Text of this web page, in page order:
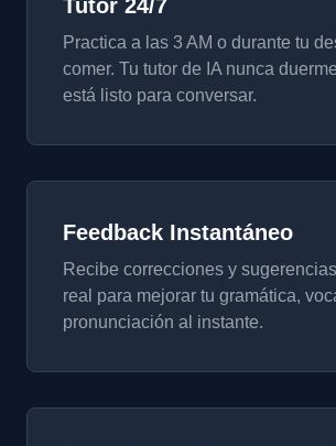
Tutor 24/7
Practica a las 3 AM o durante tu
comer. Tu tutor de IA nunca
está listo para conversar.
Feedback Instantáneo
Recibe correcciones y
real para mejorar tu gramática,
pronunciación al instante.